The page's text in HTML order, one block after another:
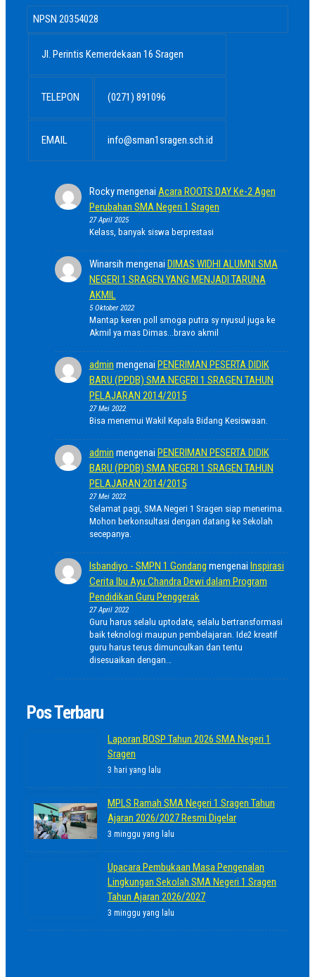
NPSN 20354028
Jl. Perintis Kemerdekaan 16 Sragen
TELEPON (0271) 891096
EMAIL info@sman1sragen.sch.id
Rockymengenai Acara ROOTS DAY Ke-2 Agen
Perubahan SMA Negeri 1 Sragen
27 April 2025
Kelass, banyak siswa berprestasi
Winarsih mengenai DIMAS WIDHI ALUMNI SMA
NEGERI 1 SRAGEN YANG MENJADI TARUNA
AKMIL
5 Oktober 2022
Mantap keren poll smoga putra sy nyusul juga ke
Akmil ya mas Dimas...bravo akmil
admin mengenai PENERIMAN PESERTA DIDIK
BARU (PPDB) SMA NEGERI 1 SRAGEN TAHUN
PELAJARAN 2014/2015
27 Mei 2022
Bisa menemui Wakil Kepala Bidang Kesiswaan.
admin mengenai PENERIMAN PESERTA DIDIK
BARU (PPDB) SMA NEGERI 1 SRAGEN TAHUN
PELAJARAN 2014/2015
27 Mei 2022
Selamat pagi, SMA Negeri 1 Sragen siap menerima.
Mohon berkonsultasi dengan datang ke Sekolah
secepanya.
Isbandiyo - SMPN 1 Gondang mengenai Inspirasi
Cerita Ibu Ayu Chandra Dewi dalam Program
Pendidikan Guru Penggerak
27 April 2022
Guru harus selalu uptodate, selalu bertransformasi
baik teknologi maupun pembelajaran. Ide2 kreatif
guru harus terus dimunculkan dan tentu
disesuaikan dengan…
Pos Terbaru
Laporan BOSP Tahun 2026 SMA Negeri 1
Sragen
3 hari yang lalu
MPLS Ramah SMA Negeri 1 Sragen Tahun
Ajaran 2026/2027 Resmi Digelar
3 minggu yang lalu
Upacara Pembukaan Masa Pengenalan
Lingkungan Sekolah SMA Negeri 1 Sragen
Tahun Ajaran 2026/2027
3 minggu yang lalu